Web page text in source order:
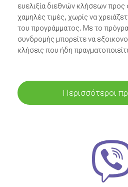
ευελιξία διεθνών κλήσεων προς
χαμηλές τιμές, χωρίς να
του προγράμματος. Με το
συνδρομής μπορείτε να
κλήσεις που ήδη
Περισσότεροι